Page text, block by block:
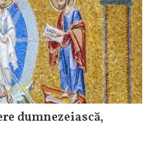
dumnezeiască,